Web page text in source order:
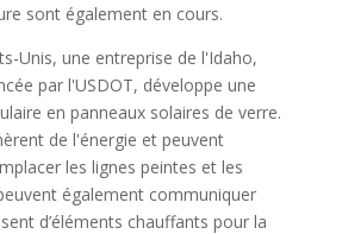
sont également en cours.
Unis, une entreprise de l'Idaho,
par l'USDOT, développe une
en panneaux solaires de verre.
de l'énergie et peuvent
les lignes peintes et les
également communiquer
d’éléments chauffants pour la